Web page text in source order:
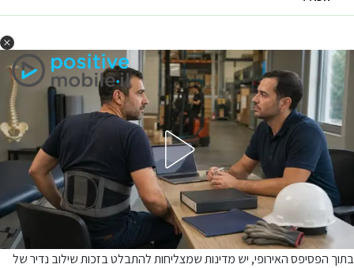
בתוך הפסיפס האירופי, יש מדינות שמצליחות להתבלט בזכות שילוב נדיר של